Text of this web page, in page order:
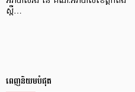
ស្ពឺ…
ពេញនិយមបំផុត